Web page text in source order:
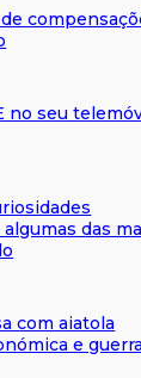
no seu
das
com aiatola
e